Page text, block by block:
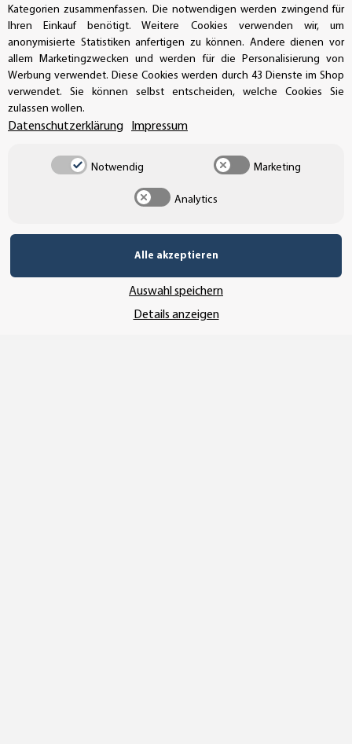
Handwerkerring 1, D-39326 Wolmirstedt
Bestellungen/Support: +49 (0)39-201-28-98-10
Buchhaltung: +49 (0)39-201-28-98-17
info@aufkleberdealer.de
UNSER AFFILIATE-PROGRAMM
UNSERE ZAHLUNGSARTEN*
Kategorien zusammenfassen. Die notwendigen werden zwingend für
Ihren Einkauf benötigt. Weitere Cookies verwenden wir, um
anonymisierte Statistiken anfertigen zu können. Andere dienen vor
allem Marketingzwecken und werden für die Personalisierung von
Werbung verwendet. Diese Cookies werden durch 43 Dienste im Shop
verwendet. Sie können selbst entscheiden, welche Cookies Sie
zulassen wollen.
Datenschutzerklärung Impressum
Notwendig Marketing
Analytics
Alle akzeptieren
Auswahl speichern
Details anzeigen